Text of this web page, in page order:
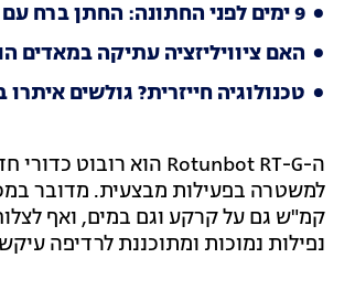
9 ימים לפני החתונה: החתן ברח עם אימה של הכלה
האם ציוויליזציה עתיקה במאדים
טכנולוגיה חייזרית? גולשים
קמ"ש גם על קרקע וגם במים, ואף
נפילות נמוכות ומתוכננת לרדיפה